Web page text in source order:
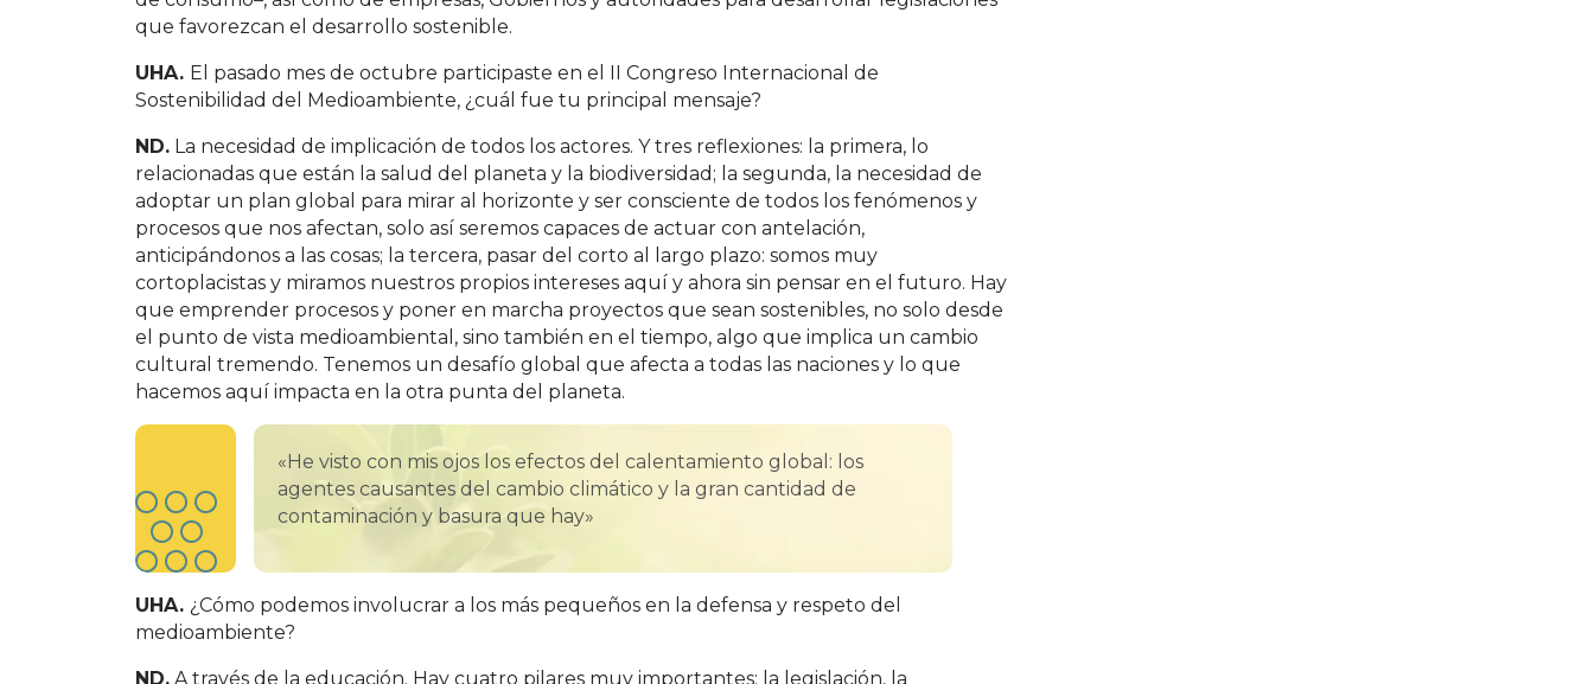
que favorezcan el desarrollo sostenible.
UHA. El pasado mes de octubre participaste en el II Congreso Internacional de
Sostenibilidad del Medioambiente, ¿cuál fue tu principal mensaje?
ND. La necesidad de implicación de todos los actores. Y tres reflexiones: la primera, lo
relacionadas que están la salud del planeta y la biodiversidad; la segunda, la necesidad de
adoptar un plan global para mirar al horizonte y ser consciente de todos los fenómenos y
procesos que nos afectan, solo así seremos capaces de actuar con antelación,
anticipándonos a las cosas; la tercera, pasar del corto al largo plazo: somos muy
cortoplacistas y miramos nuestros propios intereses aquí y ahora sin pensar en el futuro. Hay
que emprender procesos y poner en marcha proyectos que sean sostenibles, no solo desde
el punto de vista medioambiental, sino también en el tiempo, algo que implica un cambio
cultural tremendo. Tenemos un desafío global que afecta a todas las naciones y lo que
hacemos aquí impacta en la otra punta del planeta.
«He visto con mis ojos los efectos del calentamiento global: los
agentes causantes del cambio climático y la gran cantidad de
contaminación y basura que hay»
UHA. ¿Cómo podemos involucrar a los más pequeños en la defensa y respeto del
medioambiente?
ND. A través de la educación. Hay cuatro pilares muy importantes: la legislación, la